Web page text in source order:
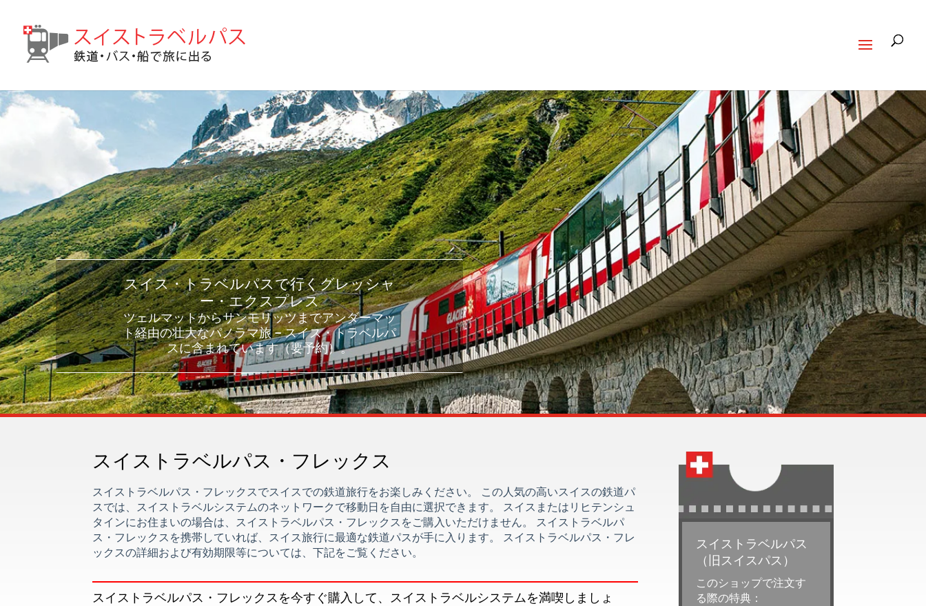
スイス・トラベルパスで行くグレッシャ
ー・エクスプレス
ツェルマットからサンモリッツまでアンダーマッ
ト経由の壮大なパノラマ旅 – スイス・トラベルパ
スに含まれています（要予約）。
スイストラベルパス・フレックス
スイストラベルパス・フレックスでスイスでの鉄道旅行をお楽しみください。 この人気の高いスイスの鉄道パ
スでは、スイストラベルシステムのネットワークで移動日を自由に選択できます。 スイスまたはリヒテンシュ
タインにお住まいの場合は、スイストラベルパス・フレックスをご購入いただけません。 スイストラベルパ
ス・フレックスを携帯していれば、スイス旅行に最適な鉄道パスが手に入ります。 スイストラベルパス・フレ
ックスの詳細および有効期限等については、下記をご覧ください。
スイストラベルパス・フレックスを今すぐ購入して、スイストラベルシステムを満喫しましょ
スイストラベルパス
（旧スイスパス）
このショップで注文す
る際の特典：